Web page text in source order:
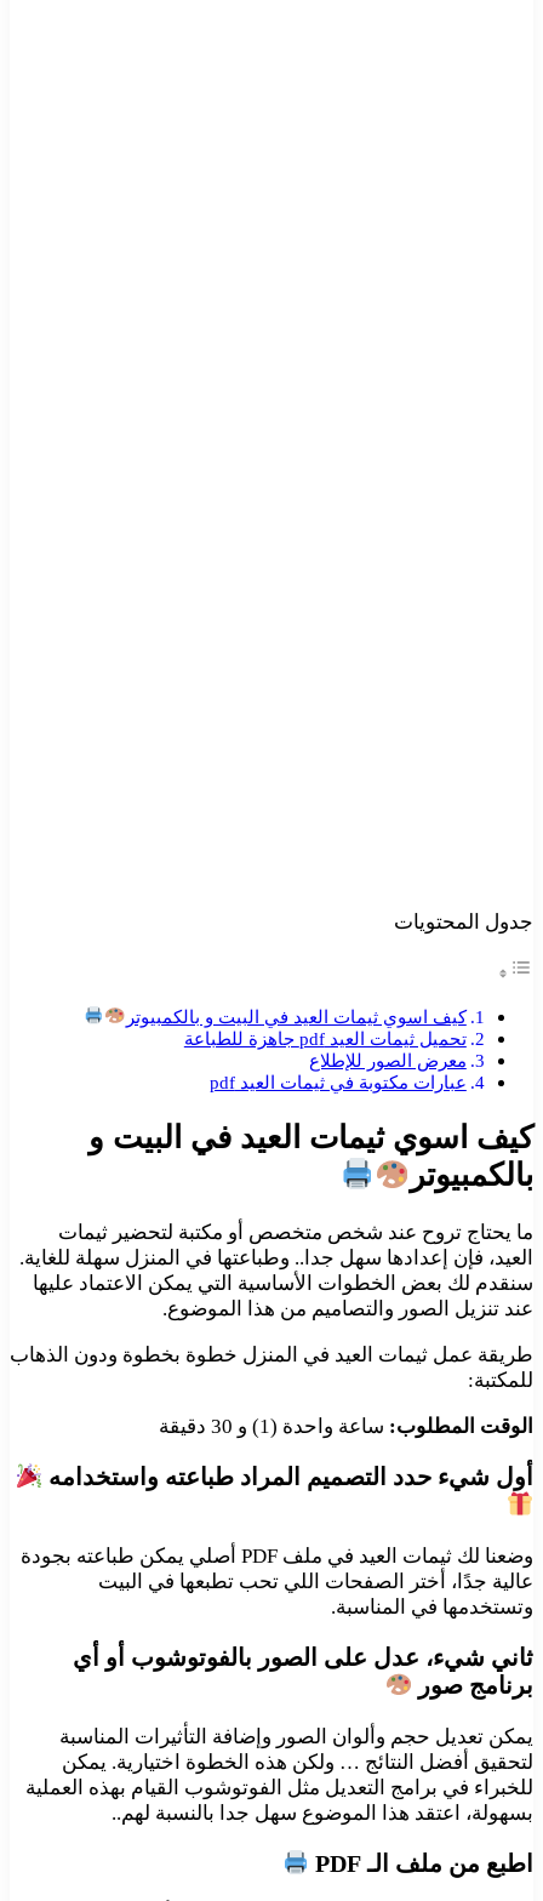
جدول المحتويات
كيف اسوي ثيمات العيد في البيت و بالكمبيوتر
تحميل ثيمات العيد pdf جاهزة للطباعة
معرض الصور للإطلاع
عبارات مكتوبة في ثيمات العيد pdf
كيف اسوي ثيمات العيد في البيت و
بالكمبيوتر
ما يحتاج تروح عند شخص متخصص أو مكتبة لتحضير ثيمات
العيد، فإن إعدادها سهل جدا.. وطباعتها في المنزل سهلة للغاية.
سنقدم لك بعض الخطوات الأساسية التي يمكن الاعتماد عليها
عند تنزيل الصور والتصاميم من هذا الموضوع.
طريقة عمل ثيمات العيد في المنزل خطوة بخطوة ودون الذهاب
للمكتبة:
الوقت المطلوب: ساعة واحدة (1) و 30 دقيقة
أول شيء حدد التصميم المراد طباعته واستخدامه
وضعنا لك ثيمات العيد في ملف PDF أصلي يمكن طباعته بجودة
عالية جدًا، أختر الصفحات اللي تحب تطبعها في البيت
وتستخدمها في المناسبة.
ثاني شيء، عدل على الصور بالفوتوشوب أو أي
برنامج صور
يمكن تعديل حجم وألوان الصور وإضافة التأثيرات المناسبة
لتحقيق أفضل النتائج … ولكن هذه الخطوة اختيارية. يمكن
للخبراء في برامج التعديل مثل الفوتوشوب القيام بهذه العملية
بسهولة، اعتقد هذا الموضوع سهل جدا بالنسبة لهم..
اطبع من ملف الـ PDF